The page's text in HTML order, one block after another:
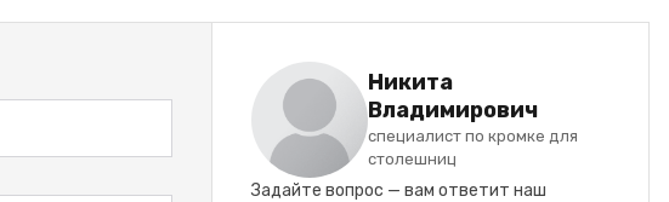
Никита
Владимирович
специалист по кромке для
столешниц
Задайте вопрос — вам ответит наш